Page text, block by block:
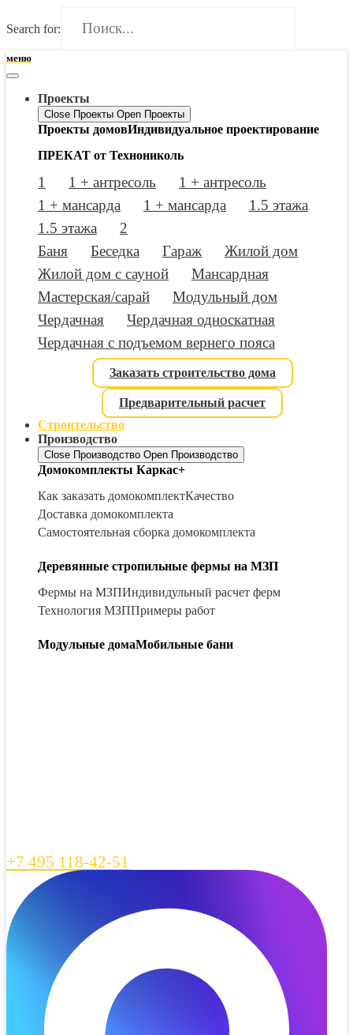
Search for:
меню
Проекты
Close Проекты Open Проекты
Проекты домовИндивидуальное проектирование
ПРЕКАТ от Технониколь
1 1 + антресоль
1 + антресоль
1 + мансарда
1 + мансарда
1.5 этажа
1.5 этажа
2
Баня
Беседка Гараж
Жилой дом
Жилой дом с сауной
Мансардная
Мастерская/сарай
Модульный дом
Чердачная
Чердачная односкатная
Чердачная с подъемом вернего пояса
Заказать строительство дома
Предварительный расчет
Строительство
Производство
Close Производство Open Производство
Домокомплекты Каркас+
Как заказать домокомплектКачество
Доставка домокомплекта
Самостоятельная сборка домокомплекта
Деревянные стропильные фермы на МЗП
Фермы на МЗПИндивидульный расчет ферм
Технология МЗППримеры работ
Модульные домаМобильные бани
+7 495 118-42-51